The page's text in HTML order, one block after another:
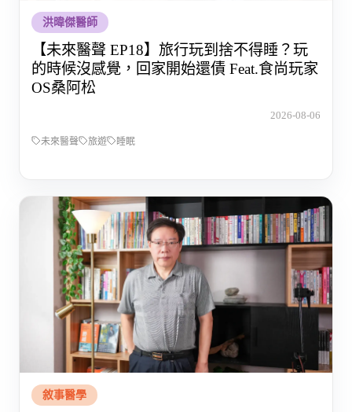
洪暐傑醫師
【未來醫聲 EP18】旅行玩到捨不得睡？玩
的時候沒感覺，回家開始還債 Feat.食尚玩家
OS桑阿松
2026-08-06
未來醫聲 旅遊 睡眠
敘事醫學